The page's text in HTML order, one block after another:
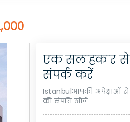
एक सलाहकार से
संपर्क करें
Istanbulआपकी अपेक्षाओं
की संपत्ति खोजें